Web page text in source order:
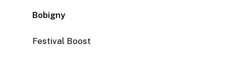
Bobigny
Festival Boost